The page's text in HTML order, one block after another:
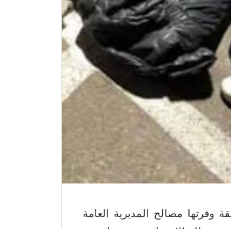
وفرتها مصالح المديرية العامة